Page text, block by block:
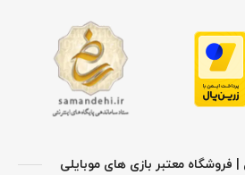
فروشگاه معتبر بازی های موبایلی